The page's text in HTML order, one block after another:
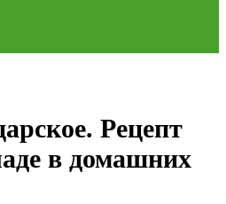
Рецепт
в домашних